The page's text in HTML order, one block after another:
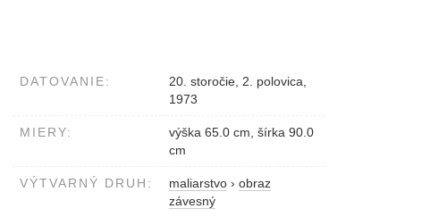
DATOVANIE:
20. storočie, 2. polovica,
1973
MIERY:
výška 65.0 cm, šírka 90.0
cm
VÝTVARNÝ DRUH: maliarstvo › obraz
závesný